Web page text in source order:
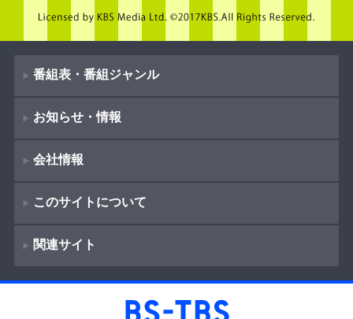
番組表・番組ジャンル
番組表
番組ジャンル
ドラマ
映画
お知らせ・情報
新着情報
お知らせ
イベント
ショッピング
会社情報
会社概要
（Company Information）
このサイトについて
著作権とリンク
サイトポリシー
関連サイト